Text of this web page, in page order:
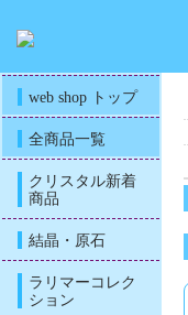
web shop トップ
全商品一覧
クリスタル新着
商品
結晶・原石
ラリマーコレク
ション